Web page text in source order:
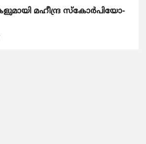
മഹീന്ദ്ര സ്കോർപിയോ-